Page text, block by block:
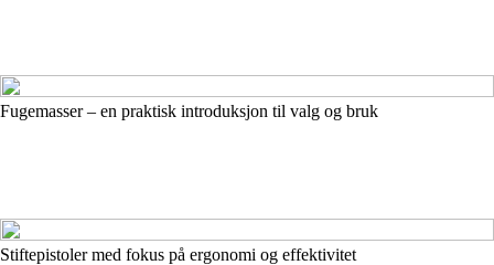
Fugemasser – en praktisk introduksjon til valg og bruk
Stiftepistoler med fokus på ergonomi og effektivitet